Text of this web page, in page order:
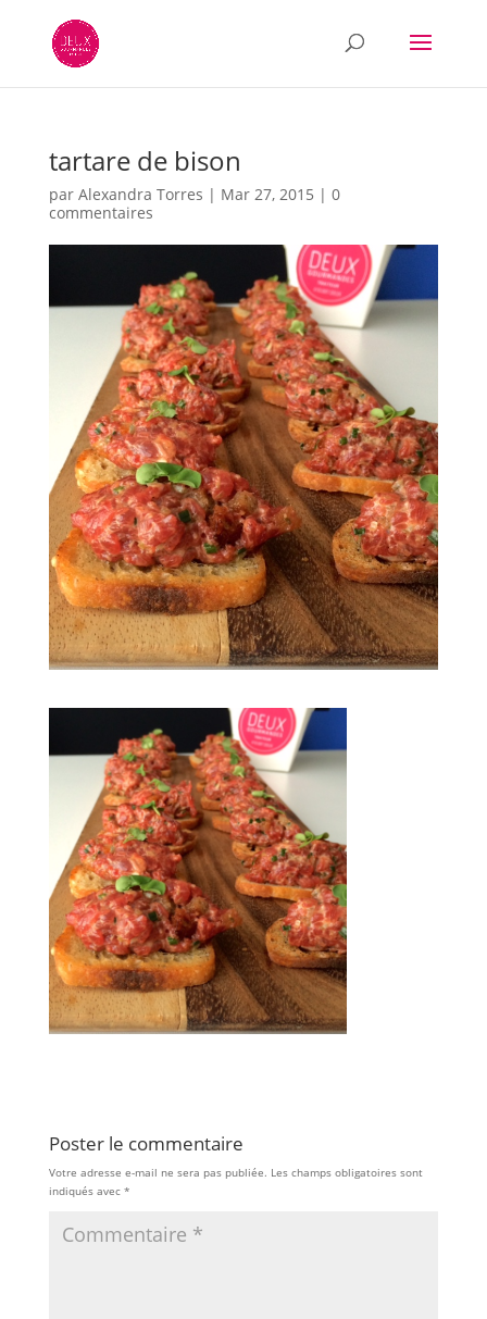
tartare de bison
par Alexandra Torres | Mar 27, 2015 | 0
commentaires
Poster le commentaire
Votre adresse e-mail ne sera pas publiée. Les champs obligatoires sont
indiqués avec *